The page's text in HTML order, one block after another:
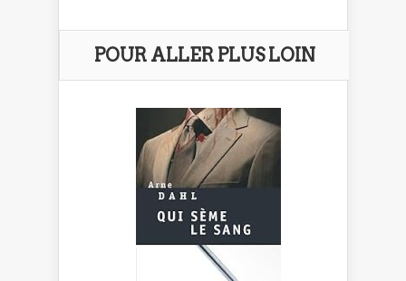
POUR ALLER PLUS LOIN